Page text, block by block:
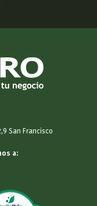
San Francisco
a: